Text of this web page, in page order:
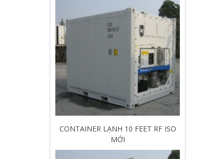
Thùng container lạnh 20 Feet giá rẻ,
chất lượng | Cái Mép Container